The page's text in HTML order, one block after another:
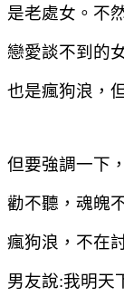
是老處女。不
戀愛談不到的
也是瘋狗浪，
但要強調一下
勸不聽，魂魄
瘋狗浪，不在
男友說:我明天